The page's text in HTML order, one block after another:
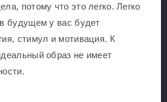
потому что это легко. Легко
будущем у вас будет
стимул и мотивация. К
образ не имеет